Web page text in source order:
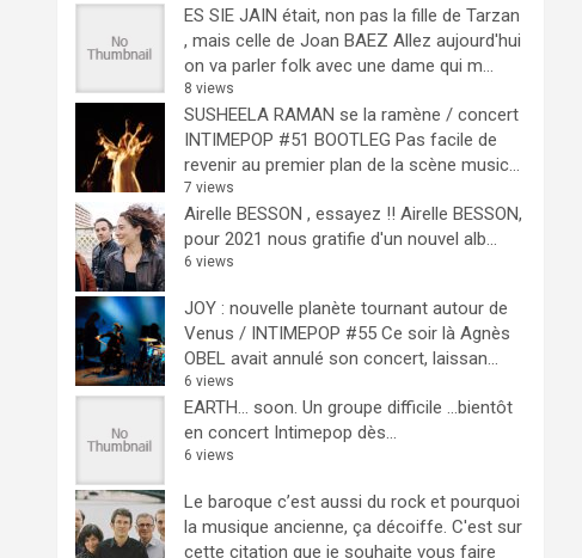
ES SIE JAIN était, non pas la fille de Tarzan
, mais celle de Joan BAEZ Allez aujourd'hui
on va parler folk avec une dame qui m...
8 views
SUSHEELA RAMAN se la ramène / concert
INTIMEPOP #51 BOOTLEG Pas facile de
revenir au premier plan de la scène music...
7 views
Airelle BESSON , essayez !! Airelle BESSON,
pour 2021 nous gratifie d'un nouvel alb...
6 views
JOY : nouvelle planète tournant autour de
Venus / INTIMEPOP #55 Ce soir là Agnès
OBEL avait annulé son concert, laissan...
6 views
EARTH… soon. Un groupe difficile ...bientôt
en concert Intimepop dès...
6 views
Le baroque c’est aussi du rock et pourquoi
la musique ancienne, ça décoiffe. C'est sur
cette citation que je souhaite vous faire